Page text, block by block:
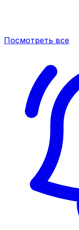
Посмотреть все